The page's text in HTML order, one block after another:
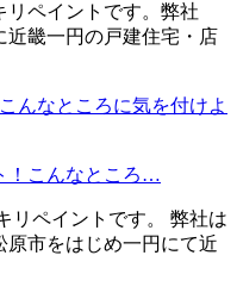
リペイントです。弊社
近畿一円の戸建住宅・店
！こんなところ…
リペイントです。 弊社は
原市をはじめ一円にて近